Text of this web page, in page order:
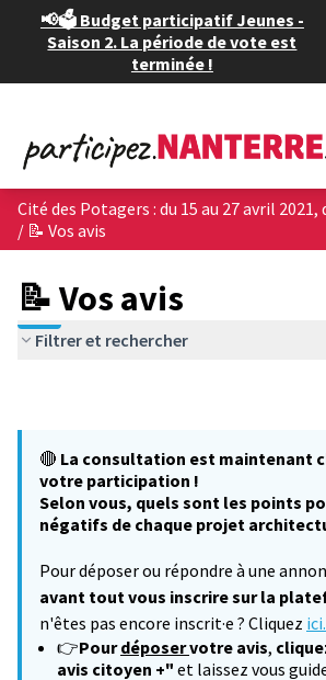
📢🗳️ Budget participatif Jeunes -
Saison 2. La période de vote est
terminée !
/ 📝 Vos avis
📝 Vos avis
Filtrer et rechercher
🔴 La consultation est maintenant
votre participation !
Selon vous, quels sont les points
négatifs de chaque projet
Pour déposer ou répondre à une
avant tout vous inscrire sur la
n'êtes pas encore inscrit·e ? Cliquez ici.
👉Pourdéposervotre avis,
avis citoyen +" et laissez vous